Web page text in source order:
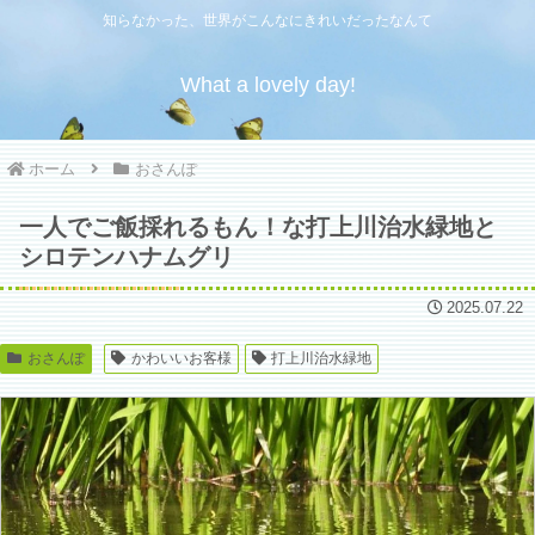
知らなかった、世界がこんなにきれいだったなんて
What a lovely day!
ホーム おさんぽ
一人でご飯採れるもん！な打上川治水緑地と
シロテンハナムグリ
2025.07.22
おさんぽ かわいいお客様 打上川治水緑地